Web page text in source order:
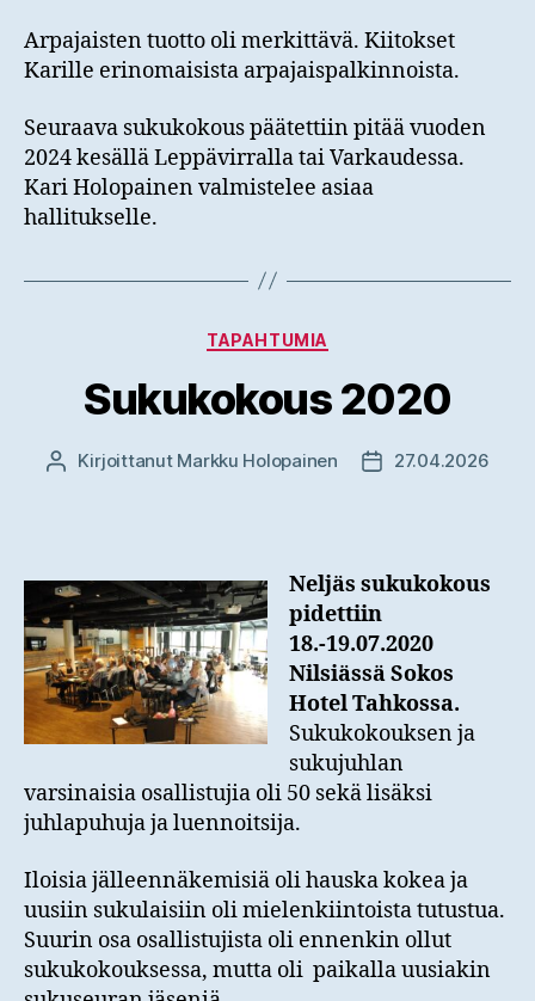
Arpajaisten tuotto oli merkittävä. Kiitokset
Karille erinomaisista arpajaispalkinnoista.
Seuraava sukukokous päätettiin pitää vuoden
2024 kesällä Leppävirralla tai Varkaudessa.
Kari Holopainen valmistelee asiaa
hallitukselle.
Kategoriat
TAPAHTUMIA
Sukukokous 2020
Kirjoittaja
Kirjoittanut Markku Holopainen 27.04.2026
Neljäs sukukokous
pidettiin
18.-19.07.2020
Nilsiässä Sokos
Hotel Tahkossa.
Sukukokouksen ja
sukujuhlan
varsinaisia osallistujia oli 50 sekä lisäksi
juhlapuhuja ja luennoitsija.
Iloisia jälleennäkemisiä oli hauska kokea ja
uusiin sukulaisiin oli mielenkiintoista tutustua.
Suurin osa osallistujista oli ennenkin ollut
sukukokouksessa, mutta oli paikalla uusiakin